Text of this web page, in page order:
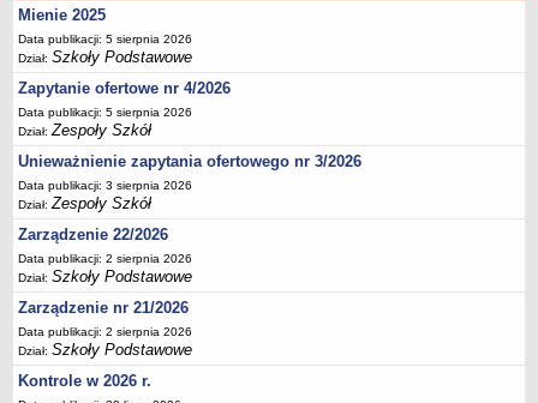
Statut
Majątek
Godziny dyżurów
Ogłoszenie
Zarządzenia
Kontrole
Rejestry, ewidencje, archiwa
Sprawozdania
Deklaracja dostępności
PORADNIE PSYCHOLOGICZNO-PEDAGOGICZNE
Zespół Poradni
BIURO FINANSÓW OŚWIATY
Dane podstawowe
Mienie 2025
Data publikacji: 5 sierpnia 2026
Dział:Szkoły Podstawowe
Zapytanie ofertowe nr 4/2026
Data publikacji: 5 sierpnia 2026
Dział:Zespoły Szkół
Unieważnienie zapytania ofertowego nr 3/2026
Data publikacji: 3 sierpnia 2026
Dział:Zespoły Szkół
Zarządzenie 22/2026
Data publikacji: 2 sierpnia 2026
Dział:Szkoły Podstawowe
Zarządzenie nr 21/2026
Data publikacji: 2 sierpnia 2026
Dział:Szkoły Podstawowe
Kontrole w 2026 r.